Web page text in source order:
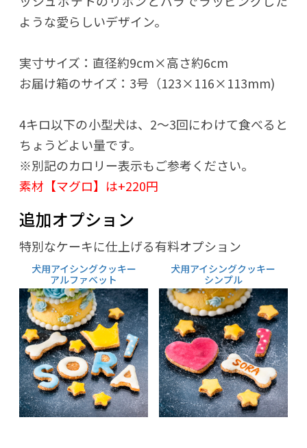
ような愛らしいデザイン。
実寸サイズ：直径約9cm×高さ約6cm
お届け箱のサイズ：3号（123×116×113mm)
4キロ以下の小型犬は、2～3回にわけて食べると
ちょうどよい量です。
※別記のカロリー表示もご参考ください。
素材【マグロ】は+220円
追加オプション
特別なケーキに仕上げる有料オプション
犬用アイシングクッキー
アルファベット
犬用アイシングクッキー
シンプル